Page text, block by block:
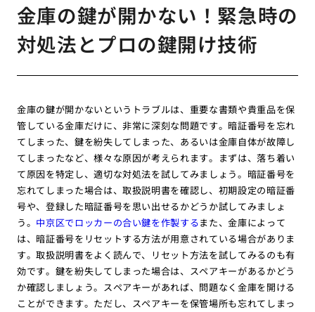
金庫の鍵が開かない！緊急時の
対処法とプロの鍵開け技術
金庫の鍵が開かないというトラブルは、重要な書類や貴重品を保
管している金庫だけに、非常に深刻な問題です。暗証番号を忘れ
てしまった、鍵を紛失してしまった、あるいは金庫自体が故障し
てしまったなど、様々な原因が考えられます。まずは、落ち着い
て原因を特定し、適切な対処法を試してみましょう。暗証番号を
忘れてしまった場合は、取扱説明書を確認し、初期設定の暗証番
号や、登録した暗証番号を思い出せるかどうか試してみましょ
う。 中京区でロッカーの合い鍵を作製するまた、金庫によって
は、暗証番号をリセットする方法が用意されている場合がありま
す。取扱説明書をよく読んで、リセット方法を試してみるのも有
効です。鍵を紛失してしまった場合は、スペアキーがあるかどう
か確認しましょう。スペアキーがあれば、問題なく金庫を開ける
ことができます。ただし、スペアキーを保管場所も忘れてしまっ